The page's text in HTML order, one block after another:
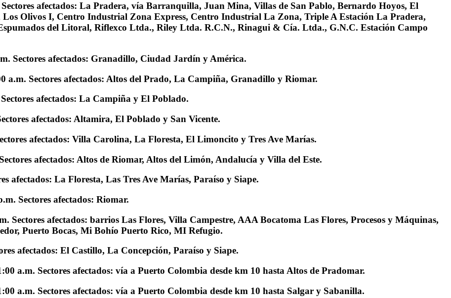
afectados: La Pradera, vía Barranquilla, Juan Mina, Villas de San Pablo, Bernardo Hoyos, El
Los Olivos I, Centro Industrial Zona Express, Centro Industrial La Zona, Triple A Estación La Pradera,
del Litoral, Riflexco Ltda., Riley Ltda. R.C.N., Rinagui & Cía. Ltda., G.N.C. Estación Campo
Sectores afectados: Granadillo, Ciudad Jardín y América.
a.m. Sectores afectados: Altos del Prado, La Campiña, Granadillo y Riomar.
afectados: La Campiña y El Poblado.
afectados: Altamira, El Poblado y San Vicente.
afectados: Villa Carolina, La Floresta, El Limoncito y Tres Ave Marías.
afectados: Altos de Riomar, Altos del Limón, Andalucía y Villa del Este.
afectados: La Floresta, Las Tres Ave Marías, Paraíso y Siape.
Sectores afectados: Riomar.
Sectores afectados: barrios Las Flores, Villa Campestre, AAA Bocatoma Las Flores, Procesos y Máquinas,
Puerto Bocas, Mi Bohío Puerto Rico, MI Refugio.
afectados: El Castillo, La Concepción, Paraíso y Siape.
a.m. Sectores afectados: vía a Puerto Colombia desde km 10 hasta Altos de Pradomar.
a.m. Sectores afectados: vía a Puerto Colombia desde km 10 hasta Salgar y Sabanilla.